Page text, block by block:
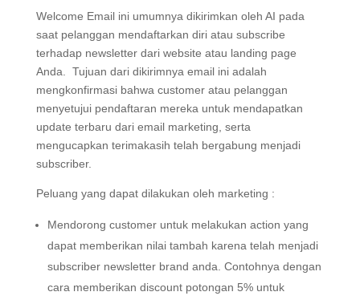
Welcome Email ini umumnya dikirimkan oleh AI pada
saat pelanggan mendaftarkan diri atau subscribe
terhadap newsletter dari website atau landing page
Anda. Tujuan dari dikirimnya email ini adalah
mengkonfirmasi bahwa customer atau pelanggan
menyetujui pendaftaran mereka untuk mendapatkan
update terbaru dari email marketing, serta
mengucapkan terimakasih telah bergabung menjadi
subscriber.
Peluang yang dapat dilakukan oleh marketing :
Mendorong customer untuk melakukan action yang
dapat memberikan nilai tambah karena telah menjadi
subscriber newsletter brand anda. Contohnya dengan
cara memberikan discount potongan 5% untuk